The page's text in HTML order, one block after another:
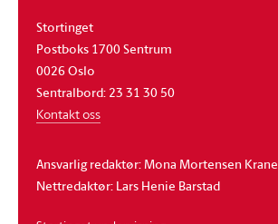
Stortinget
Postboks 1700 Sentrum
0026 Oslo
Sentralbord: 23 31 30 50
Kontakt oss
Ansvarlig redaktør: Mona Mortensen Krane
Nettredaktør: Lars Henie Barstad